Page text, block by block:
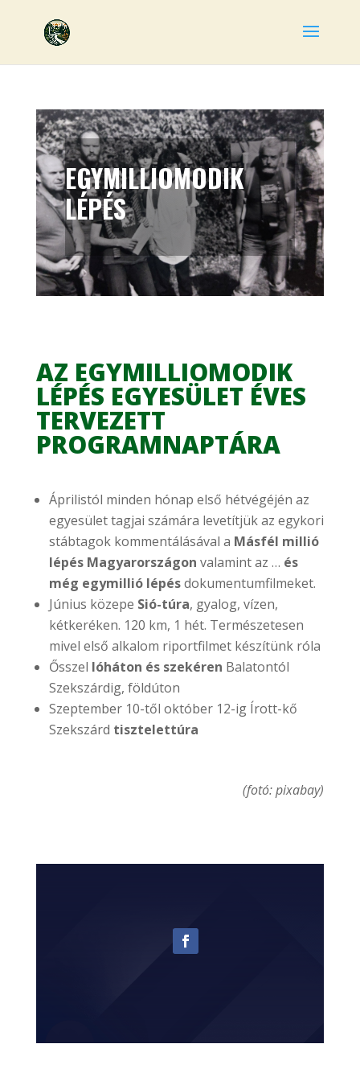
EGYMILLIOMODIK
LÉPÉS
AZ EGYMILLIOMODIK
LÉPÉS EGYESÜLET ÉVES
TERVEZETT
PROGRAMNAPTÁRA
Áprilistól minden hónap első hétvégéjén az
egyesület tagjai számára levetítjük az egykori
stábtagok kommentálásával a Másfél millió
lépés Magyarországon valamint az … és
még egymillió lépésdokumentumfilmeket.
Június közepe Sió-túra, gyalog, vízen,
kétkeréken. 120 km, 1 hét. Természetesen
mivel első alkalom riportfilmet készítünk róla
Ősszel lóháton és szekéren Balatontól
Szekszárdig, földúton
Szeptember 10-től október 12-ig Írott-kő
Szekszárd tisztelettúra
(fotó: pixabay)